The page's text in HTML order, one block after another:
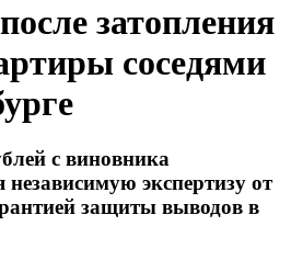
затопления
соседями
с виновника
независимую экспертизу от
защиты выводов в